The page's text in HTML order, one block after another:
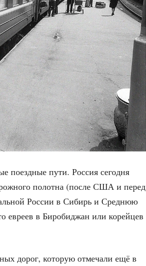
поезд­ные пути. Рос­сия сего­дня
полот­на (после США и перед
Рос­сии в Сибирь и Сред­нюю
евре­ев в Биро­би­джан или корей­цев
дорог, кото­рую отме­ча­ли ещё в